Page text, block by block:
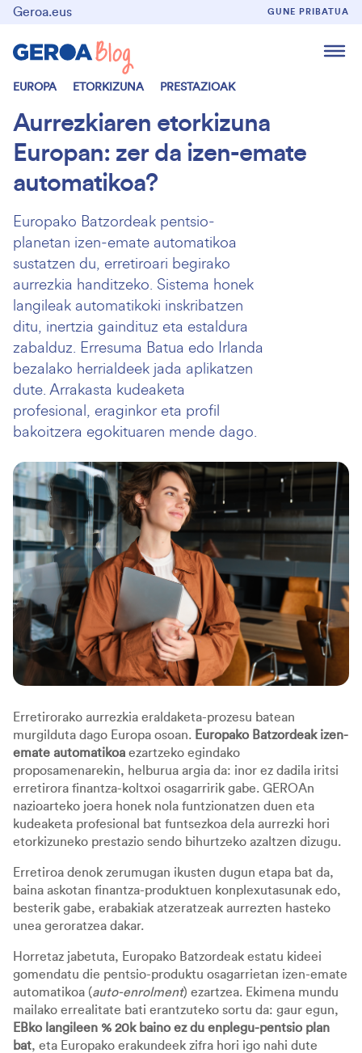
Geroa.eus GUNE PRIBATUA
EUROPA ETORKIZUNA PRESTAZIOAK
Aurrezkiaren etorkizuna
Europan: zer da izen-emate
automatikoa?
Europako Batzordeak pentsio-
planetan izen-emate automatikoa
sustatzen du, erretiroari begirako
aurrezkia handitzeko. Sistema honek
langileak automatikoki inskribatzen
ditu, inertzia gaindituz eta estaldura
zabalduz. Erresuma Batua edo Irlanda
bezalako herrialdeek jada aplikatzen
dute. Arrakasta kudeaketa
profesional, eraginkor eta profil
bakoitzera egokituaren mende dago.
Erretirorako aurrezkia eraldaketa-prozesu batean
murgilduta dago Europa osoan. Europako Batzordeak izen-
emate automatikoa ezartzeko egindako
proposamenarekin, helburua argia da: inor ez dadila iritsi
erretirora finantza-koltxoi osagarririk gabe. GEROAn
nazioarteko joera honek nola funtzionatzen duen eta
kudeaketa profesional bat funtsezkoa dela aurrezki hori
etorkizuneko prestazio sendo bihurtzeko azaltzen dizugu.
Erretiroa denok zerumugan ikusten dugun etapa bat da,
baina askotan finantza-produktuen konplexutasunak edo,
besterik gabe, erabakiak atzeratzeak aurrezten hasteko
unea geroratzea dakar.
Horretaz jabetuta, Europako Batzordeak estatu kideei
gomendatu die pentsio-produktu osagarrietan izen-emate
automatikoa (auto-enrolment) ezartzea. Ekimena mundu
mailako errealitate bati erantzuteko sortu da: gaur egun,
EBko langileen % 20k baino ez du enplegu-pentsio plan
bat, eta Europako erakundeek zifra hori igo nahi dute